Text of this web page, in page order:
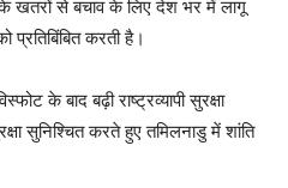
खतरों से बचाव के लिए देश भर में लागू
प्रतिबिंबित करती है।
के बाद बढ़ी राष्ट्रव्यापी सुरक्षा
सुनिश्चित करते हुए तमिलनाडु में शांति